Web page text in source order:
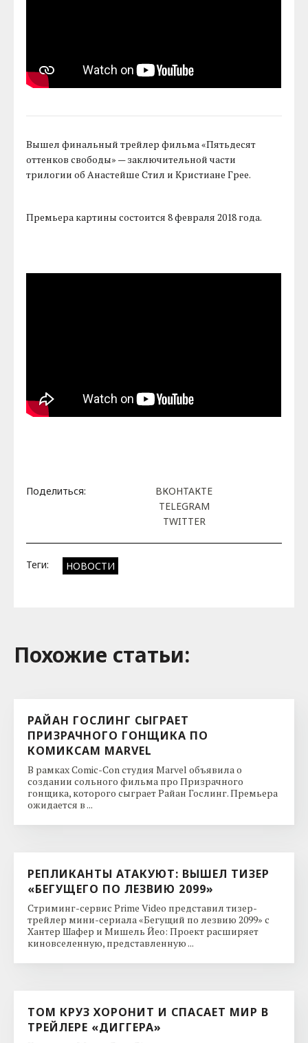
Вышел финальный трейлер фильма «Пятьдесят
оттенков свободы» — заключительной части
трилогии об Анастейше Стил и Кристиане Грее.
Премьера картины состоится 8 февраля 2018 года.
Поделиться:
ВКОНТАКТЕ
TELEGRAM
TWITTER
Теги: НОВОСТИ
Похожие cтатьи:
РАЙАН ГОСЛИНГ СЫГРАЕТ
ПРИЗРАЧНОГО ГОНЩИКА ПО
КОМИКСАМ MARVEL
В рамках Comic-Con студия Marvel объявила о
создании сольного фильма про Призрачного
гонщика, которого сыграет Райан Гослинг. Премьера
ожидается в ...
РЕПЛИКАНТЫ АТАКУЮТ: ВЫШЕЛ ТИЗЕР
«БЕГУЩЕГО ПО ЛЕЗВИЮ 2099»
Стриминг-сервис Prime Video представил тизер-
трейлер мини-сериала «Бегущий по лезвию 2099» с
Хантер Шафер и Мишель Йео: Проект расширяет
киновселенную, представленную ...
ТОМ КРУЗ ХОРОНИТ И СПАСАЕТ МИР В
ТРЕЙЛЕРЕ «ДИГГЕРА»